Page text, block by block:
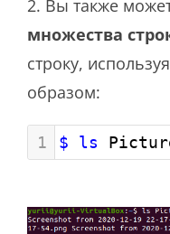
2. Вы также
множества
строку, используя
образом:
1 $ ls